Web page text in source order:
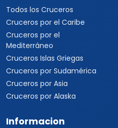
Todos los Cruceros
Cruceros por el Caribe
Cruceros por el
Mediterráneo
Cruceros Islas Griegas
Cruceros por Sudamérica
Cruceros por Asia
Cruceros por Alaska
Informacion